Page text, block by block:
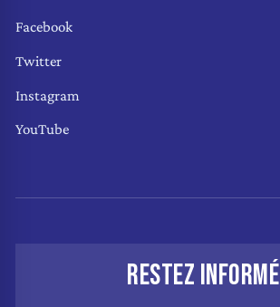
Facebook
Twitter
Instagram
YouTube
RESTEZ INFORMÉ